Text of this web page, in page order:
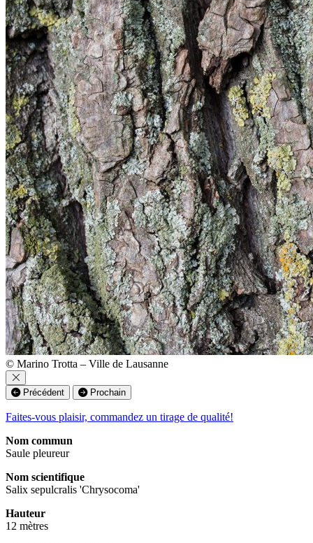
© Marino Trotta – Ville de Lausanne
Précédent Prochain
Faites-vous plaisir, commandez un tirage de qualité!
Nom commun
Saule pleureur
Nom scientifique
Salix sepulcralis 'Chrysocoma'
Hauteur
12 mètres